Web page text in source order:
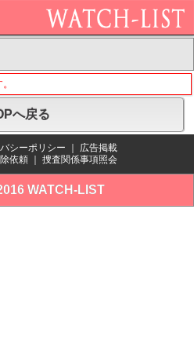
へ戻る
シーポリシー
広告掲載
依頼 捜査関係事項照会
WATCH-LIST